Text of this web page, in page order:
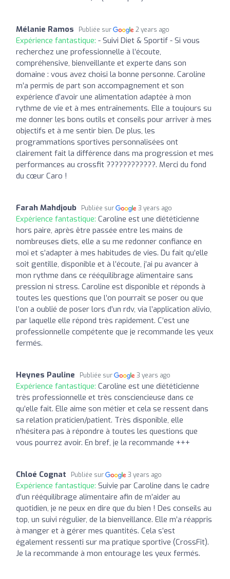
Mélanie Ramos Publiée sur 2 years ago
Expérience fantastique: - Suivi Diet & Sportif - Si vous
recherchez une professionnelle à l’écoute,
compréhensive, bienveillante et experte dans son
domaine : vous avez choisi la bonne personne. Caroline
m’a permis de part son accompagnement et son
expérience d’avoir une alimentation adaptée à mon
rythme de vie et à mes entraînements. Elle a toujours su
me donner les bons outils et conseils pour arriver à mes
objectifs et à me sentir bien. De plus, les
programmations sportives personnalisées ont
clairement fait la différence dans ma progression et mes
performances au crossfit ????????????. Merci du fond
du cœur Caro !
Farah Mahdjoub Publiée sur 3 years ago
Expérience fantastique: Caroline est une diététicienne
hors paire, après être passée entre les mains de
nombreuses diets, elle a su me redonner confiance en
moi et s’adapter à mes habitudes de vies. Du fait qu’elle
soit gentille, disponible et à l’écoute, j’ai pu avancer à
mon rythme dans ce rééquilibrage alimentaire sans
pression ni stress. Caroline est disponible et réponds à
toutes les questions que l’on pourrait se poser ou que
l’on a oublié de poser lors d’un rdv, via l’application alivio,
par laquelle elle répond très rapidement. C’est une
professionnelle compétente que je recommande les yeux
fermés.
Heynes Pauline Publiée sur 3 years ago
Expérience fantastique: Caroline est une diététicienne
très professionnelle et très consciencieuse dans ce
qu’elle fait. Elle aime son métier et cela se ressent dans
sa relation praticien/patient. Très disponible, elle
n’hésitera pas à répondre à toutes les questions que
vous pourrez avoir. En bref, je la recommande +++
Chloé Cognat Publiée sur 3 years ago
Expérience fantastique: Suivie par Caroline dans le cadre
d’un rééquilibrage alimentaire afin de m’aider au
quotidien, je ne peux en dire que du bien ! Des conseils au
top, un suivi régulier, de la bienveillance. Elle m’a réappris
à manger et à gérer mes quantités. Cela s’est
également ressenti sur ma pratique sportive (CrossFit).
Je la recommande à mon entourage les yeux fermés.